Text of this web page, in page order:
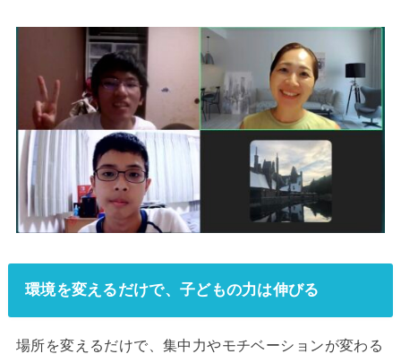
環境を変えるだけで、子どもの力は伸びる
場所を変えるだけで、集中力やモチベーションが変わる